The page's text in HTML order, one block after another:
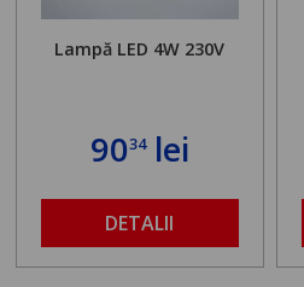
Lampă LED 4W 230V
9034lei
DETALII